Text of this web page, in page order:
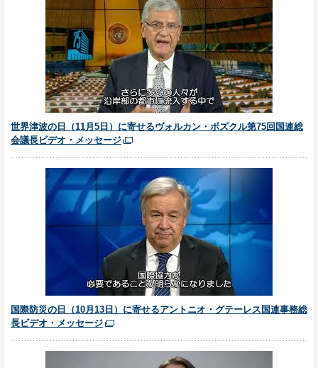
世界津波の日（11月5日）に寄せるヴォルカン・ボズクル第75回国連総
会議長ビデオ・メッセージ
国際防災の日（10月13日）に寄せるアントニオ・グテーレス国連事務総
長ビデオ・メッセージ